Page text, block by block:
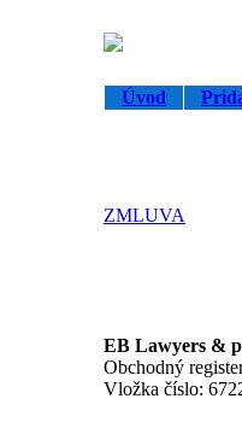
Úvod
ZMLUVA
EB Lawyers &
Obchodný
Vložka číslo: